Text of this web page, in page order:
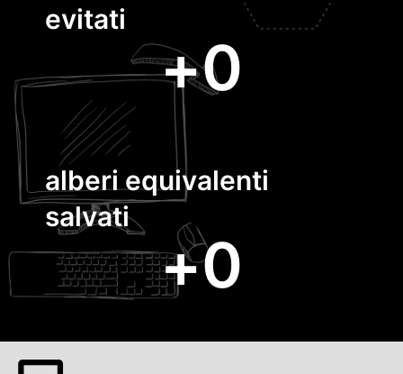
evitati
+0
alberi equivalenti
salvati
+0